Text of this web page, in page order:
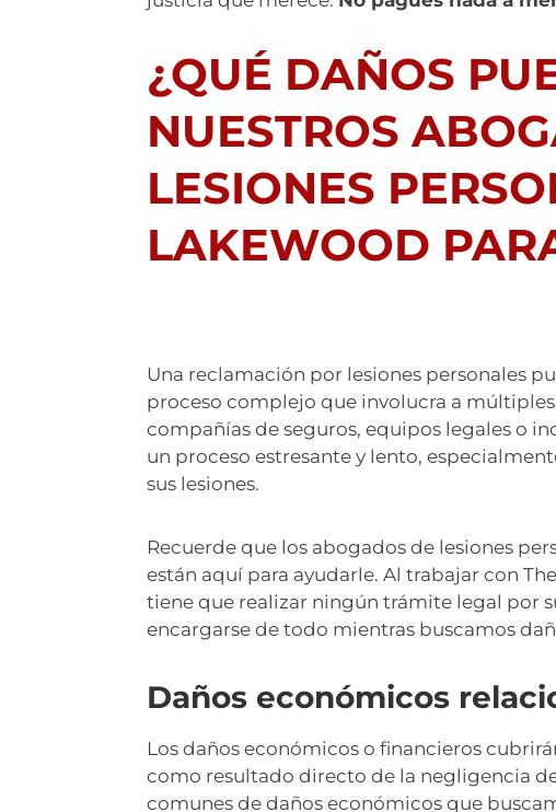
¿QUÉ DAÑOS
NUESTROS
LESIONES
LAKEWOOD
Una reclamación por lesiones personales
proceso complejo que involucra a
compañías de seguros, equipos legales o
un proceso estresante y lento,
sus lesiones.
Recuerde que los abogados de lesiones
están aquí para ayudarle. Al trabajar con
tiene que realizar ningún trámite legal por
encargarse de todo mientras buscamos
Daños económicos
Los daños económicos o financieros
como resultado directo de la negligencia
comunes de daños económicos que